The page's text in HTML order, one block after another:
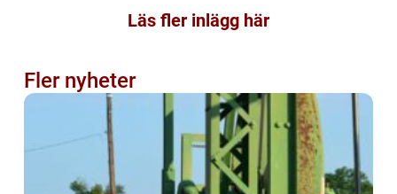
Läs fler inlägg här
Fler nyheter